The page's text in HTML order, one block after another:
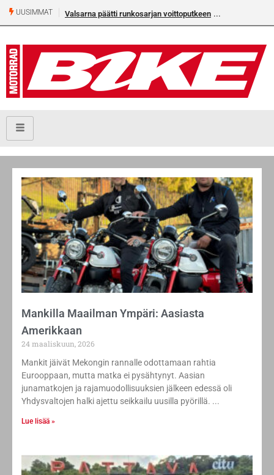
UUSIMMAT Valsarna päätti runkosarjan voittoputkeen
Mankilla Maailman Ympäri: Aasiasta
Amerikkaan
24 maaliskuun, 2026
Mankit jäivät Mekongin rannalle odottamaan rahtia
Eurooppaan, mutta matka ei pysähtynyt. Aasian
junamatkojen ja rajamuodollisuuksien jälkeen edessä oli
Yhdysvaltojen halki ajettu seikkailu uusilla pyörillä.
Lue lisää »